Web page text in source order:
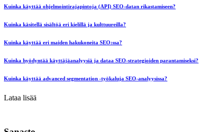
Kuinka käyttää ohjelmointirajapintoja (API) SEO-datan rikastamiseen?
Kuinka käsitellä sisältöä eri kielillä ja kulttuureilla?
Kuinka käyttää eri maiden hakukoneita SEO:ssa?
Kuinka hyödyntää käyttäjäanalyysiä ja dataa SEO-strategioiden parantamiseksi?
Kuinka käyttää advanced segmentation -työkaluja SEO-analyysissa?
Lataa lisää